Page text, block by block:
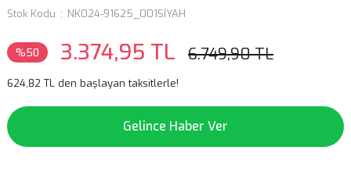
Stok Kodu
NK024-91625_001SİYAH
%50 3.374,95 TL 6.749,90 TL
624,82 TL den başlayan taksitlerle!
Gelince Haber Ver